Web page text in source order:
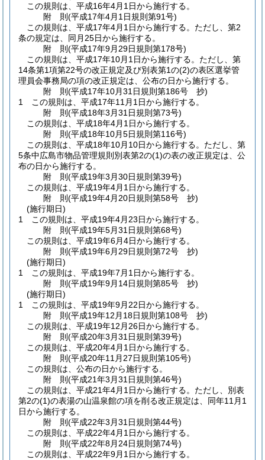
この規則は、平成16年4月1日から施行する。
附 則(平成17年4月1日規則第91号)
この規則は、平成17年4月1日から施行する。 ただし、第2
条の規定は、同月25日から施行する。
附 則(平成17年9月29日規則第178号)
この規則は、平成17年10月1日から施行する。 ただし、第
14条第1項第22号の改正規定及び別表第1の(2)の表区選挙管
理員会事務局の項の改正規定は、公布の日から施行する。
附 則(平成17年10月31日規則第186号 抄)
1
この規則は、平成17年11月1日から施行する。
附 則(平成18年3月31日規則第73号)
この規則は、平成18年4月1日から施行する。
附 則(平成18年10月5日規則第116号)
この規則は、平成18年10月10日から施行する。 ただし、第
5条中広島市物品管理規則別表第2の(1)の表の改正規定は、公
布の日から施行する。
附 則(平成19年3月30日規則第39号)
この規則は、平成19年4月1日から施行する。
附 則(平成19年4月20日規則第58号 抄)
(施行期日)
1
この規則は、平成19年4月23日から施行する。
附 則(平成19年5月31日規則第68号)
この規則は、平成19年6月4日から施行する。
附 則(平成19年6月29日規則第72号 抄)
(施行期日)
1
この規則は、平成19年7月1日から施行する。
附 則(平成19年9月14日規則第85号 抄)
(施行期日)
1
この規則は、平成19年9月22日から施行する。
附 則(平成19年12月18日規則第108号 抄)
この規則は、平成19年12月26日から施行する。
附 則(平成20年3月31日規則第39号)
この規則は、平成20年4月1日から施行する。
附 則(平成20年11月27日規則第105号)
この規則は、公布の日から施行する。
附 則(平成21年3月31日規則第46号)
この規則は、平成21年4月1日から施行する。 ただし、別表
第2の(1)の表湯の山温泉館の項を削る改正規定は、同年11月1
日から施行する。
附 則(平成22年3月31日規則第44号)
この規則は、平成22年4月1日から施行する。
附 則(平成22年8月24日規則第74号)
この規則は、平成22年9月1日から施行する。